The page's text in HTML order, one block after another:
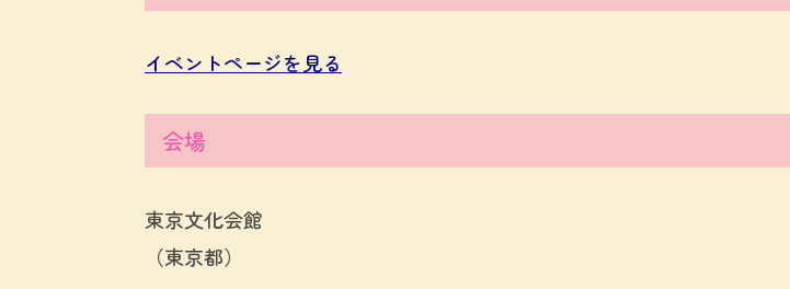
イベントページを見る
会場
東京文化会館
（東京都）